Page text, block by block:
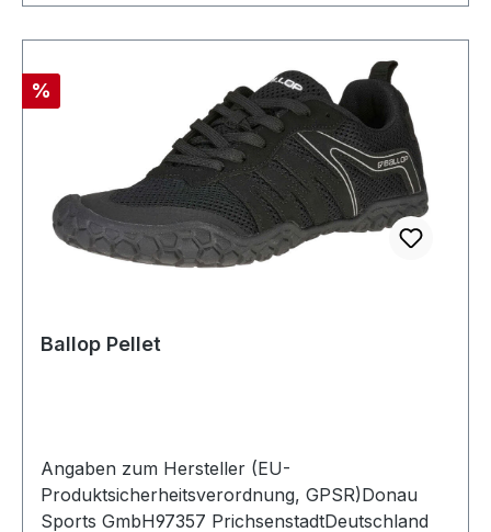
Rabatt
%
Ballop Pellet
Angaben zum Hersteller (EU-
Produktsicherheitsverordnung, GPSR)Donau
Sports GmbH97357 PrichsenstadtDeutschland